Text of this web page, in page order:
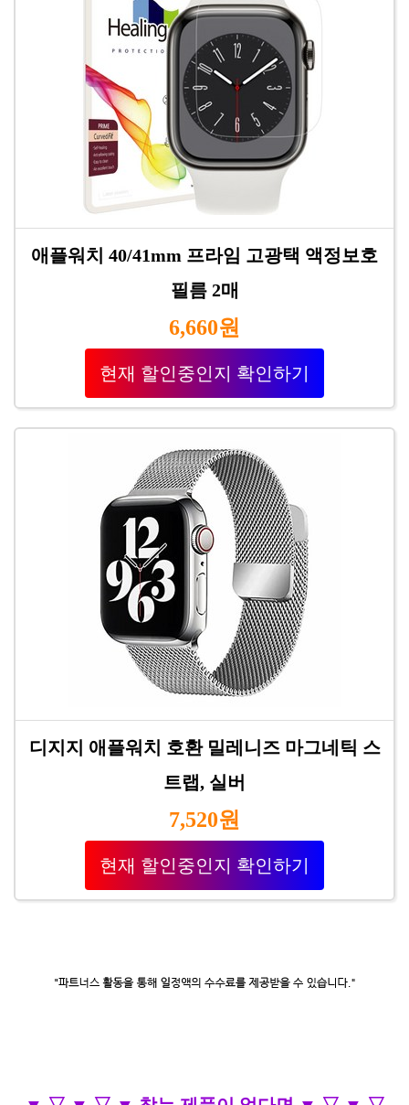
애플워치 40/41mm 프라임 고광택 액정보호
필름 2매
6,660원
현재 할인중인지 확인하기
디지지 애플워치 호환 밀레니즈 마그네틱 스
트랩, 실버
7,520원
현재 할인중인지 확인하기